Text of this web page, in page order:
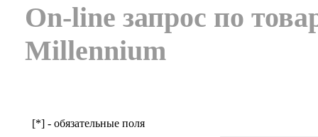
On-line запрос по
Millennium
[*] - обязательные поля